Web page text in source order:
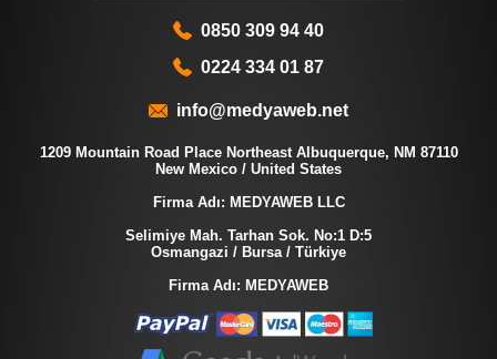
0850 309 94 40
0224 334 01 87
info@medyaweb.net
1209 Mountain Road Place Northeast Albuquerque, NM 87110
New Mexico / United States
Firma Adı: MEDYAWEB LLC
Selimiye Mah. Tarhan Sok. No:1 D:5
Osmangazi / Bursa / Türkiye
Firma Adı: MEDYAWEB